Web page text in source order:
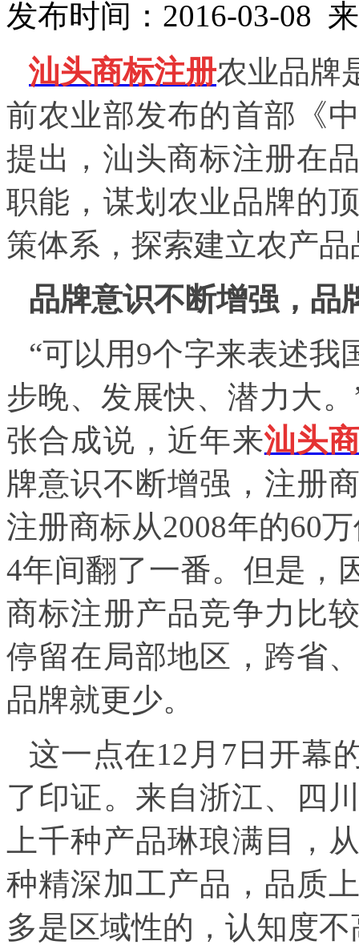
发布时间：2016-03-08
汕头商标注册农业品牌
前农业部发布的首部《
提出， 汕头商标注册在
职能，谋划农业品牌的
策体系，探索建立农产
品牌意识不断增强，品
“可以用9个字来表述我
步晚、发展快、潜力大
张合成说，近年来汕头
牌意识不断增强，注册
注册商标从2008年的60
4年间翻了一番。但是，
商标注册产品竞争力比
停留在局部地区，跨省
品牌就更少。
这一点在12月7日开幕
了印证。来自浙江、四
上千种产品琳琅满目，
种精深加工产品，品质
多是区域性的，认知度不